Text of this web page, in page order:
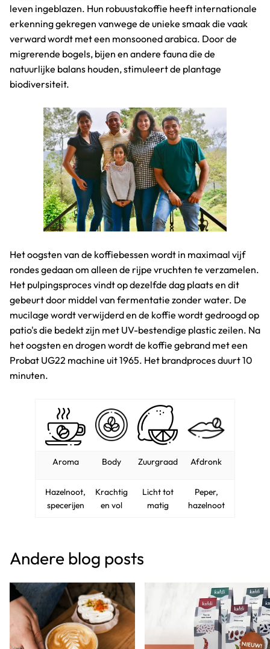
leven ingeblazen. Hun robuustakoffie heeft internationale
erkenning gekregen vanwege de unieke smaak die vaak
verward wordt met een monsooned arabica. Door de
migrerende bogels, bijen en andere fauna die de
natuurlijke balans houden, stimuleert de plantage
biodiversiteit.
Het oogsten van de koffiebessen wordt in maximaal vijf
rondes gedaan om alleen de rijpe vruchten te verzamelen.
Het pulpingsproces vindt op dezelfde dag plaats en dit
gebeurt door middel van fermentatie zonder water. De
mucilage wordt verwijderd en de koffie wordt gedroogd op
patio's die bedekt zijn met UV-bestendige plastic zeilen. Na
het oogsten en drogen wordt de koffie gebrand met een
Probat UG22 machine uit 1965. Het brandproces duurt 10
minuten.
Aroma Body Zuurgraad Afdronk
Hazelnoot,
specerijen
Krachtig
en vol
Licht tot
matig
Peper,
hazelnoot
Andere blog posts